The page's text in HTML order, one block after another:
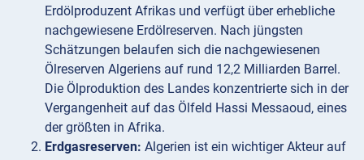
Erdölproduzent Afrikas und verfügt über erhebliche
nachgewiesene Erdölreserven. Nach jüngsten
Schätzungen belaufen sich die nachgewiesenen
Ölreserven Algeriens auf rund 12,2 Milliarden Barrel.
Die Ölproduktion des Landes konzentrierte sich in der
Vergangenheit auf das Ölfeld Hassi Messaoud, eines
der größten in Afrika.
Erdgasreserven: Algerien ist ein wichtiger Akteur auf